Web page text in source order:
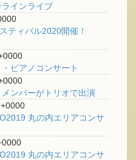
インライブ
ティバル2020開催！
ピアノコンサート
メンバーがトリオで出演
丸の内エリアコンサ
丸の内エリアコンサ